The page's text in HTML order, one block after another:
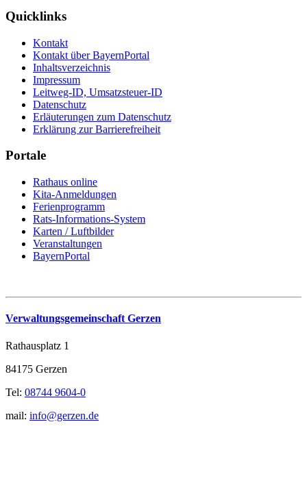
Quicklinks
Kontakt
Kontakt über BayernPortal
Inhaltsverzeichnis
Impressum
Leitweg-ID, Umsatzsteuer-ID
Datenschutz
Erläuterungen zum Datenschutz
Erklärung zur Barrierefreiheit
Portale
Rathaus online
Kita-Anmeldungen
Ferienprogramm
Rats-Informations-System
Karten / Luftbilder
Veranstaltungen
BayernPortal
Verwaltungsgemeinschaft Gerzen
Rathausplatz 1
84175 Gerzen
Tel: 08744 9604-0
mail: info@gerzen.de